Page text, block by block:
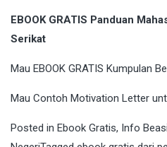
EBOOK GRATIS Panduan
Serikat
Mau EBOOK GRATIS Kumpulan
Mau Contoh Motivation Letter
Posted in Ebook Gratis, Info